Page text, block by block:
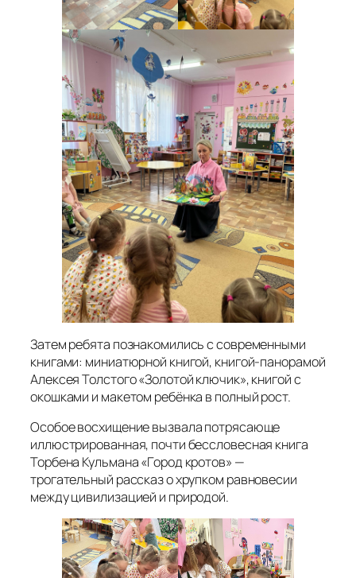
Затем ребята познакомились с современными
книгами: миниатюрной книгой, книгой-панорамой
Алексея Толстого «Золотой ключик», книгой с
окошками и макетом ребёнка в полный рост.
Особое восхищение вызвала потрясающе
иллюстрированная, почти бессловесная книга
Торбена Кульмана «Город кротов» —
трогательный рассказ о хрупком равновесии
между цивилизацией и природой.